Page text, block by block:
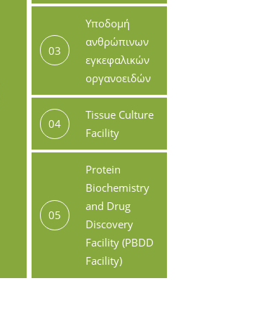
03
Υποδομή
ανθρώπινων
εγκεφαλικών
οργανοειδών
04
Tissue Culture
Facility
05
Protein
Biochemistry
and Drug
Discovery
Facility (PBDD
Facility)